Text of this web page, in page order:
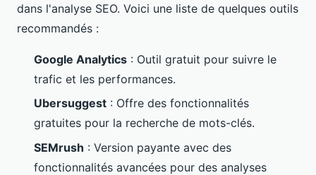
dans l'analyse SEO. Voici une liste de quelques outils
recommandés :
Google Analytics : Outil gratuit pour suivre le
trafic et les performances.
Ubersuggest : Offre des fonctionnalités
gratuites pour la recherche de mots-clés.
SEMrush : Version payante avec des
fonctionnalités avancées pour des analyses